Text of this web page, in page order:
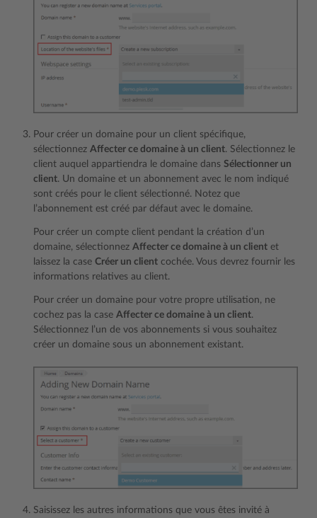
Pour créer un domaine pour un client spécifique,
sélectionnez Affecter ce domaine à un client. Sélectionnez le
client auquel appartiendra le domaine dans Sélectionner un
client. Un domaine et un abonnement avec le nom indiqué
sont créés pour le client sélectionné. Notez que
l’abonnement est créé par défaut avec le domaine.
Pour créer un compte client pendant la création d’un
domaine, sélectionnez Affecter ce domaine à un client et
laissez la case Créer un client cochée. Vous devrez fournir les
informations relatives au client.
Pour créer un domaine pour votre propre utilisation, ne
cochez pas la case Affecter ce domaine à un client.
Sélectionnez l’un de vos abonnements si vous souhaitez
créer un domaine sous un abonnement existant.
Saisissez les autres informations que vous êtes invité à